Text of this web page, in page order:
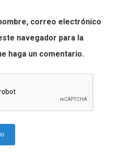
correo electrónico
navegador para la
haga un comentario.